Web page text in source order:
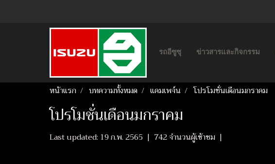
รถอีซูซุ ข่าวสารและกิจกรรม
หน้าแรก บทความทั้งหมด แคมเพจ์น โปรโมชั่นเดือนมกราคม
โปรโมชั่นเดือนมกราคม
Last updated: 19 ก.พ. 2565 | 742 จำนวนผู้เข้าชม |